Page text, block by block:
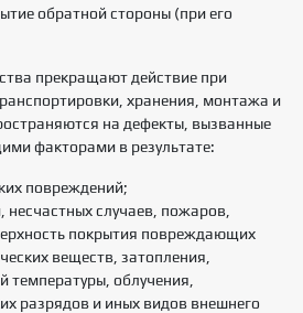
обратной стороны (при его
прекращают действие при
хранения, монтажа и
на дефекты, вызванные
факторами в результате:
повреждений;
несчастных случаев, пожаров,
покрытия повреждающих
веществ, затопления,
температуры, облучения,
разрядов и иных видов внешнего